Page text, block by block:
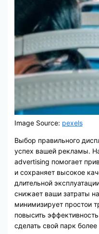
Image Source: pexels
Выбор правильного
успех вашей рекламы.
advertising помогает
и сохраняет высокое
длительной
снижает ваши затраты
минимизирует простои
повысить
сделать свой парк